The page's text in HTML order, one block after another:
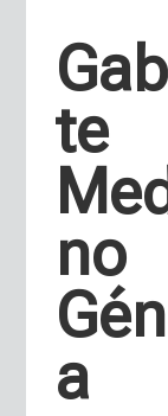
te
no
a